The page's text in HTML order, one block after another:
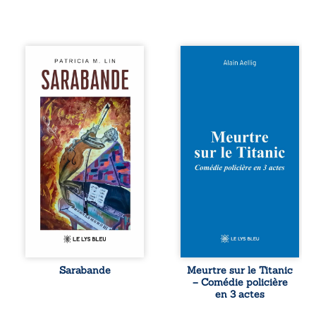
Aux chants
crépitants de l’été,
Sous le silence
ouaté de la neige
en hiver, Au cours
de nuits pâles,
Dans la clarté
bienveillante de la
lune, Rêves,
pensées, révoltes
et espoirs… Des
mots s’assemblent,
colorés, rebelles
aux règles de la
poésie, mais
chantant en
forment une
sarabande,
Sarabande
Et si le naufrage
en 1912, un
meurtre est
commis. Le drame
disparaît avec le
tard, la
l’épave fait
resurgir un secret
que l’on croyait
perdu. Dans un
Meurtre sur le Titanic
– Comédie policière
en 3 actes